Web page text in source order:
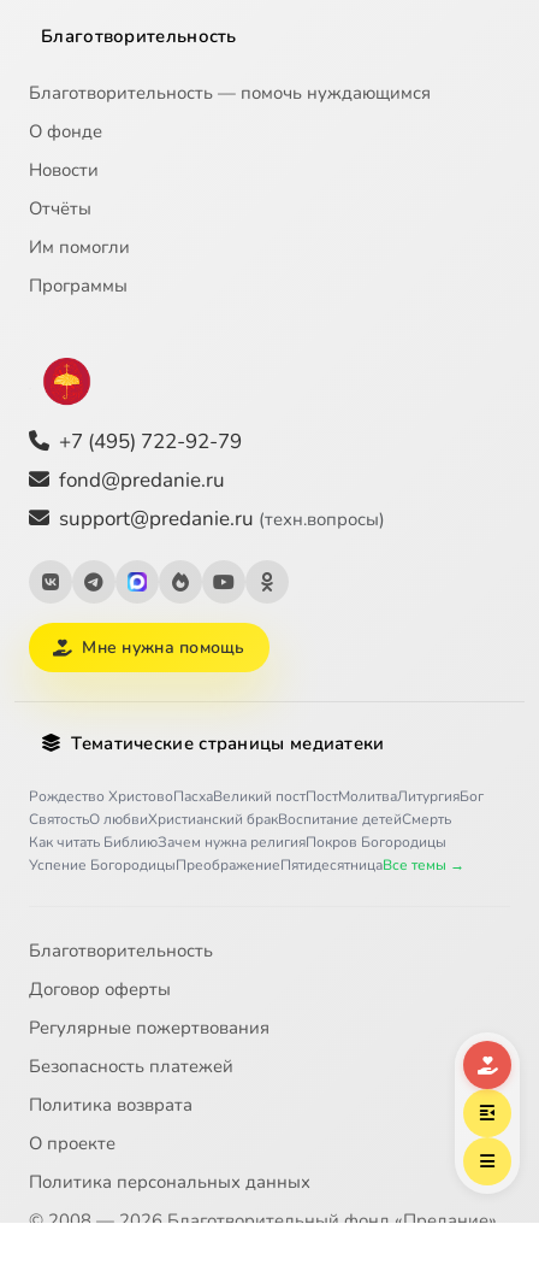
Благотворительность
Благотворительность — помочь нуждающимся
О фонде
Новости
Отчёты
Им помогли
Программы
+7 (495) 722-92-79
fond@predanie.ru
support@predanie.ru (техн.вопросы)
Мне нужна помощь
Тематические страницы медиатеки
Рождество ХристовоПасхаВеликий постПостМолитваЛитургияБог
СвятостьО любвиХристианский бракВоспитание детейСмерть
Как читать БиблиюЗачем нужна религияПокров Богородицы
Успение БогородицыПреображениеПятидесятницаВсе темы →
Благотворительность
Договор оферты
Регулярные пожертвования
Безопасность платежей
Политика возврата
О проекте
Политика персональных данных
© 2008 — 2026 Благотворительный фонд «Предание»